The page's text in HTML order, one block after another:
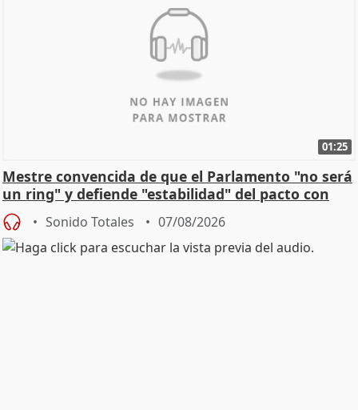
01:25
Mestre convencida de que el Parlamento "no será
un ring" y defiende "estabilidad" del pacto con
Vox
Sonido Totales 07/08/2026